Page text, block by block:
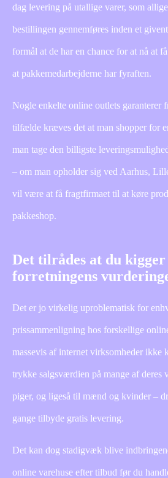
dag levering på utallige varer, som
bestillingen gennemføres inden et
formål at de har en chance for at nå at
at pakkemedarbejderne har fyraften.
Nogle enkelte online outlets garanterer
tilfælde kræves det at man shopper for
man tage den billigste
– om man opholder sig ved Aarhus,
vil være at få fragtfirmaet til at køre
pakkeshop.
Det tilrådes at du
forretningens
Det er jo virkelig uproblematisk for
prissammenligning hos forskellige
massevis af internet virksomheder ikke
trykke salgsværdien på mange af deres
piger, og ligeså til mænd og kvinder –
gange tilbyde gratis levering.
Det kan dog stadigvæk blive
online varehuse efter tilbud før du